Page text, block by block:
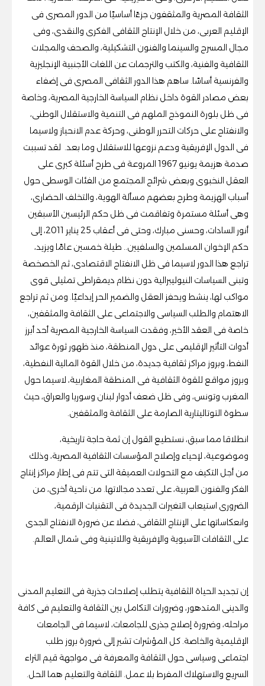
الثقافة المصرية والمثقفون جزءًا أساسيًا من الدور المصرى فى
الإقليم العربى، من خلال الإنتاج الثقافى الفكرى والنقدى، وفى
مجال المسرح والسينما والفنون التشكيلية، والصحف والمجلات
الثقافية والفنية، والكتب والترجمات عن اللغات الأجنبية الإنجليزية
والفرنسية أساسًا. ساهم هذا الدور الثقافى المصرى فى إضفاء
بعض مصادر القوة داخل نظام السياسة الخارجية المصرية، وخاصة
فى ظل بلورة النموذج الملهم فى التنمية والاستقلال الوطنى،
والانفتاح على حركات التحرر الوطنى، وحركة عدم الانحياز ولاسيما
فى الدول الإفريقية ودعم نزوعها للاستقلال وما بعد. لقد تسببت
صدمة هزيمة يونيو 1967 المروعة فى طرح أسئلة كبرى على
العقل النخبوى وبعض شرائح المجتمع من الفئات الوسطى حول
أسباب الهزيمة وطرح بعضهم مسألة الهوية، والتخلف الحضارى،
وهى أسئلة مستمرة وتفاقمت فى ظل حكم الرئيسين الأسبقين
أنور السادات، وحسنى مبارك، وحتى فى أعقاب 25 يناير 2011، إلى
حكم الإخوان المسلمين والسلفيين.. طيلة خمسين عامًا ويزيد،
تراجع هذا الدور لاسيما فى ظل الانفتاح الاقتصادى، ثم الخصخصة
وتبنى السياسات النيوليبرالية دون نظام ديمقراطى تمثيلى قوى
مواكب لها، ينشط ويحفز العقل والضمير الحر إبداعيًا. ومن ثم تراجع
الاهتمام والطلب السياسى والاجتماعى على الثقافة والمثقفين،
خاصة فى العقد الأخير، وفقدت السياسة الخارجية المصرية أحد أبرز
أدوات التأثير الإقليمى على دول المنطقة، منذ ظهور ثورة عوائد
النفط، وبروز مراكز ثقافية جديدة، من خلال القوة المالية النفطية،
وبروز مواقع للقوة الثقافية فى المنطقة المغاربية، لاسيما حول
المغرب وتونس، وفى ظل ضعف أدوار لبنان وسوريا والعراق، حيث
سطوة التوتاليتارية الصارمة على الثقافة والمثقفين.
انطلاقا مما سبق، نستطيع القول إن ثمة حاجة تاريخية،
وموضوعية، لإحياء وإصلاح المؤسسات الثقافية المصرية، وذلك
من أجل التكيف مع التحولات العميقة التى تتم فى إطار مراكز إنتاج
الفكر والفنون العربية، على تعدد مجالاتها. من ناحية أخرى، من
الضرورى استيعاب التغيرات الجديدة فى التقنيات الرقمية،
وانعكاساتها على الإنتاج الثقافى، فضلا عن ضرورة الانفتاح الجدى
على الثقافات الآسيوية والإفريقية واللاتينية وفى شمال العالم.
إن تجديد الحياة الثقافية يتطلب إصلاحات جذرية فى التعليم المدنى
والدينى المتدهور، وضرورات التكامل بين الثقافة والتعليم فى كافة
مراحله، وضرورة إصلاح جذرى للجامعات، لاسيما فى الجامعات
الإقليمية والخاصة. كل المؤشرات تشير إلى ضرورة بروز طلب
اجتماعى وسياسى حول الثقافة والمعرفة فى مواجهة قيم الثراء
السريع والاستهلاك المفرط بلا عمل. الثقافة والتعليم هما الحل.